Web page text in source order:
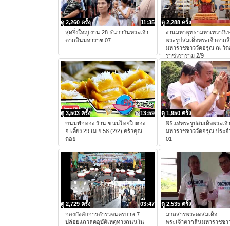
11:35
ดู 2,260 ครั้ง
สุดยิ่งใหญ่ งาน 28 ธันวาวันพระเจ้า
ตากสินมหาราช 07
ดู 2,288 ครั้ง
งานมหาพุทธามหาเทวาภิเ
พระรูปสมเด็จพระเจ้าตาก
มหาราชชาววัดอรุณ ณ วั
ราชวราราม 2/9
13:59
ดู 3,503 ครั้ง
ขนมฟักทอง ร้าน ขนมไทยใบตอง
อ.เคี้ยง 29 เม.ย.58 (2/2) ครัวคุณ
ต๋อย
ดู 1,950 ครั้ง
พิธีแห่พระรูปสมเด็จพระเจ้
มหาราชชาววัดอรุณ ประจ
01
03:47
ดู 2,729 ครั้ง
กองบังคับการตำรวจนครบาล 7
ปล่อยแถวลดอุบัติเหตุทางถนนใน
ดู 2,535 ครั้ง
มวลสารพระผงสมเด็จ
พระเจ้าตากสินมหาราชชา